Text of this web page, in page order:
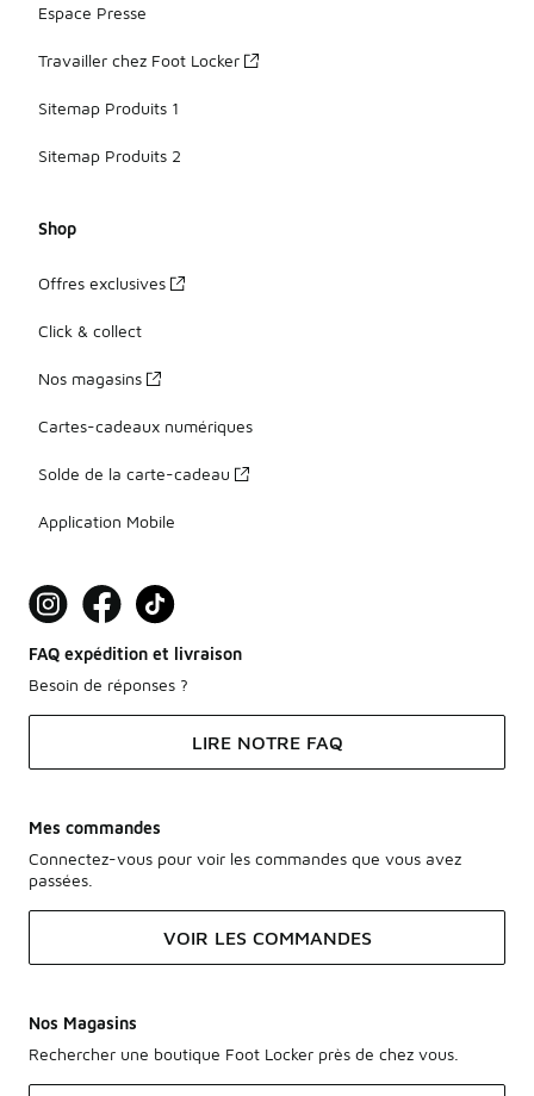
Espace Presse
Travailler chez Foot Locker
Sitemap Produits 1
Sitemap Produits 2
Shop
Offres exclusives
Click & collect
Nos magasins
Cartes-cadeaux numériques
Solde de la carte-cadeau
Application Mobile
FAQ expédition et livraison
Besoin de réponses ?
LIRE NOTRE FAQ
Mes commandes
Connectez-vous pour voir les commandes que vous avez
passées.
VOIR LES COMMANDES
Nos Magasins
Rechercher une boutique Foot Locker près de chez vous.